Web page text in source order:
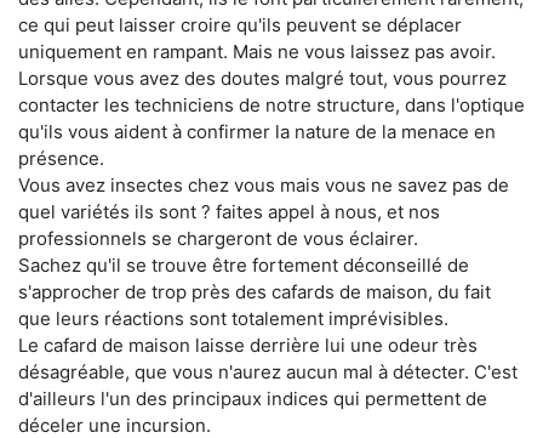
ce qui peut laisser croire qu'ils peuvent se déplacer
uniquement en rampant. Mais ne vous laissez pas avoir.
Lorsque vous avez des doutes malgré tout, vous pourrez
contacter les techniciens de notre structure, dans l'optique
qu'ils vous aident à confirmer la nature de la menace en
présence.
Vous avez insectes chez vous mais vous ne savez pas de
quel variétés ils sont ? faites appel à nous, et nos
professionnels se chargeront de vous éclairer.
Sachez qu'il se trouve être fortement déconseillé de
s'approcher de trop près des cafards de maison, du fait
que leurs réactions sont totalement imprévisibles.
Le cafard de maison laisse derrière lui une odeur très
désagréable, que vous n'aurez aucun mal à détecter. C'est
d'ailleurs l'un des principaux indices qui permettent de
déceler une incursion.